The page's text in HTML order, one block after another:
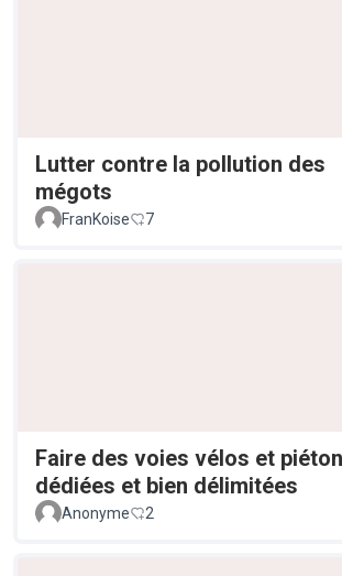
Lutter contre la pollution des
mégots
FranKoise 7
Faire des voies vélos et
dédiées et bien délimitées
Anonyme 2